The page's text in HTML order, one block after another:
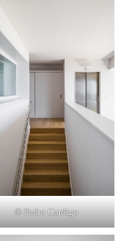
© Pedro Cardigo